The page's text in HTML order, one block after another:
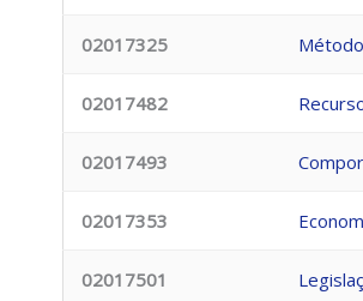
02017325
02017482
02017493
02017353
02017501